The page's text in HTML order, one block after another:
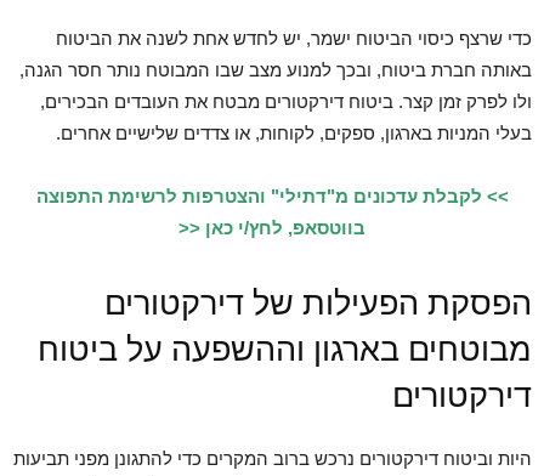
כדי שרצף כיסוי הביטוח ישמר, יש לחדש אחת לשנה את הביטוח
באותה חברת ביטוח, ובכך למנוע מצב שבו המבוטח נותר חסר הגנה,
ולו לפרק זמן קצר. ביטוח דירקטורים מבטח את העובדים הבכירים,
בעלי המניות בארגון, ספקים, לקוחות, או צדדים שלישיים אחרים.
>> לקבלת עדכונים מ"דתילי" והצטרפות לרשימת התפוצה
בווטסאפ, לחץ/י כאן <<
הפסקת הפעילות של דירקטורים
מבוטחים בארגון וההשפעה על ביטוח
דירקטורים
היות וביטוח דירקטורים נרכש ברוב המקרים כדי להתגונן מפני תביעות